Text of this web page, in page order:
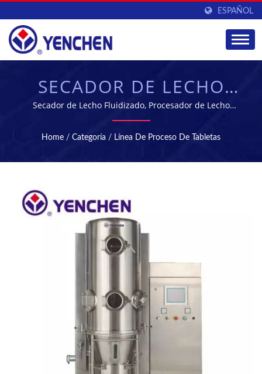
ESPAÑOL
SECADOR DE LECHO
FLUIDIZADO /
GRANULADOR POR
PULVERIZACIÓN |
FABRICACIÓN Y
PROCESAMIENTO
FARMACÉUTICO |
YENCHEN
Secador de Lecho Fluidizado, Procesador de Lecho
Fluidizado, Granulador de Lecho Fluidizado, Recubridor
de Lecho Fluidizado, Tostador de Lecho Fluidizado |
la fabricación de máquinas farmacéuticas durante 60
Home / Categoría / Línea De Proceso De Tabletas